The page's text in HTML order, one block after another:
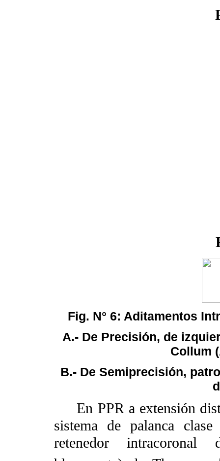
Fig. N° 6: Aditamentos
A.- De Precisión, de
Collum
B.- De Semiprecisión,
En PPR a extensión
sistema de palanca
retenedor intracoronal